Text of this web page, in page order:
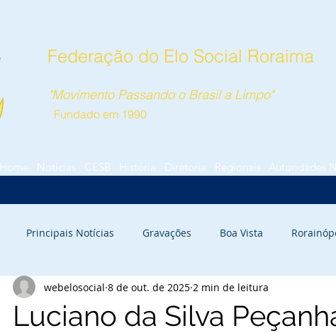
"Movimento Passando o Brasil a Limpo"
Fundado em 1990
Home Notícias CESB História Diretoria Regionais Autoridades
Federação do Elo Social Roraima
Principais Notícias Gravações Boa Vista
Luciano da Silva
webelosocial 8 de out. de 2025 2 min de leitura